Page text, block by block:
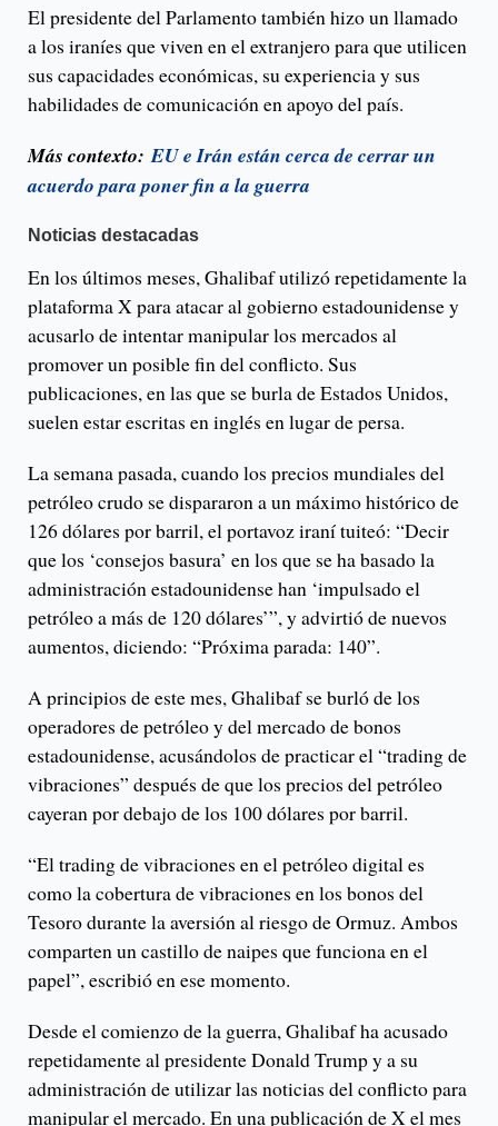
El presidente del Parlamento también hizo un llamado
a los iraníes que viven en el extranjero para que utilicen
sus capacidades económicas, su experiencia y sus
habilidades de comunicación en apoyo del país.
Más contexto:EU e Irán están cerca de cerrar un
acuerdo para poner fin a la guerra
Noticias destacadas
En los últimos meses, Ghalibaf utilizó repetidamente la
plataforma X para atacar al gobierno estadounidense y
acusarlo de intentar manipular los mercados al
promover un posible fin del conflicto. Sus
publicaciones, en las que se burla de Estados Unidos,
suelen estar escritas en inglés en lugar de persa.
La semana pasada, cuando los precios mundiales del
petróleo crudo se dispararon a un máximo histórico de
126 dólares por barril, el portavoz iraní tuiteó: “Decir
que los ‘consejos basura’ en los que se ha basado la
administración estadounidense han ‘impulsado el
petróleo a más de 120 dólares’”, y advirtió de nuevos
aumentos, diciendo: “Próxima parada: 140”.
A principios de este mes, Ghalibaf se burló de los
operadores de petróleo y del mercado de bonos
estadounidense, acusándolos de practicar el “trading de
vibraciones” después de que los precios del petróleo
cayeran por debajo de los 100 dólares por barril.
“El trading de vibraciones en el petróleo digital es
como la cobertura de vibraciones en los bonos del
Tesoro durante la aversión al riesgo de Ormuz. Ambos
comparten un castillo de naipes que funciona en el
papel”, escribió en ese momento.
Desde el comienzo de la guerra, Ghalibaf ha acusado
repetidamente al presidente Donald Trump y a su
administración de utilizar las noticias del conflicto para
manipular el mercado. En una publicación de X el mes